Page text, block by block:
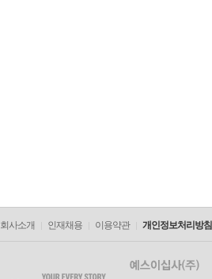
회사소개 인재채용 이용약관 개인정보처리방침